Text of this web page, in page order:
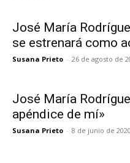
José María
se estrenará como
Susana Prieto - 26 de agosto de
José María
apéndice de mí»
Susana Prieto - 8 de junio de 2020